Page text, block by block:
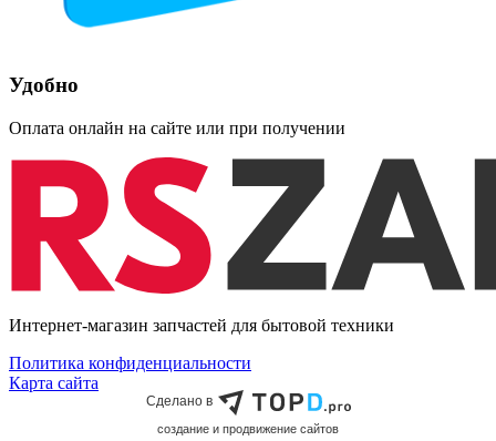
Удобно
Оплата онлайн на сайте или при получении
Интернет-магазин запчастей для бытовой техники
Политика конфиденциальности
Карта сайта
Сделано в
cоздание и продвижение сайтов